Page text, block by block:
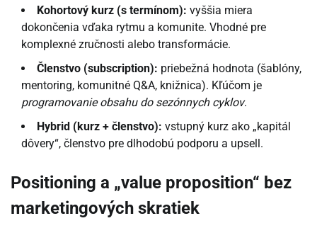
Kohortový kurz (s termínom): vyššia miera
dokončenia vďaka rytmu a komunite. Vhodné pre
komplexné zručnosti alebo transformácie.
Členstvo (subscription): priebežná hodnota (šablóny,
mentoring, komunitné Q&A, knižnica). Kľúčom je
programovanie obsahu do sezónnych cyklov.
Hybrid (kurz + členstvo): vstupný kurz ako „kapitál
dôvery“, členstvo pre dlhodobú podporu a upsell.
Positioning a „value proposition“ bez
marketingových skratiek